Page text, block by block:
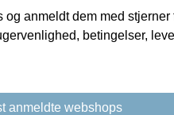
anmeldt dem med stjerner
betingelser,
anmeldte webshops